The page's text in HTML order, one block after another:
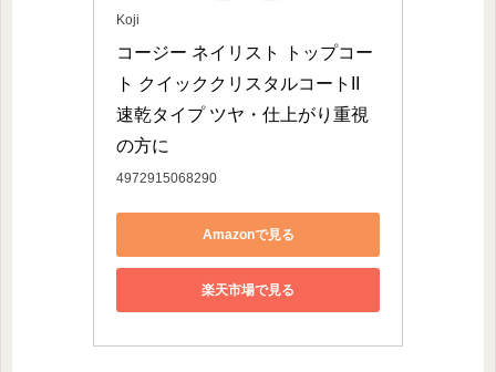
Koji
コージー ネイリスト トップコー
ト クイッククリスタルコートII
速乾タイプ ツヤ・仕上がり重視
の方に
4972915068290
Amazonで見る
楽天市場で見る